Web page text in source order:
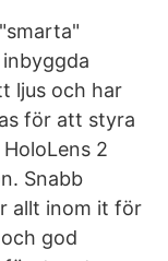
ljus och har
för att styra
2
Snabb
allt inom it för
god